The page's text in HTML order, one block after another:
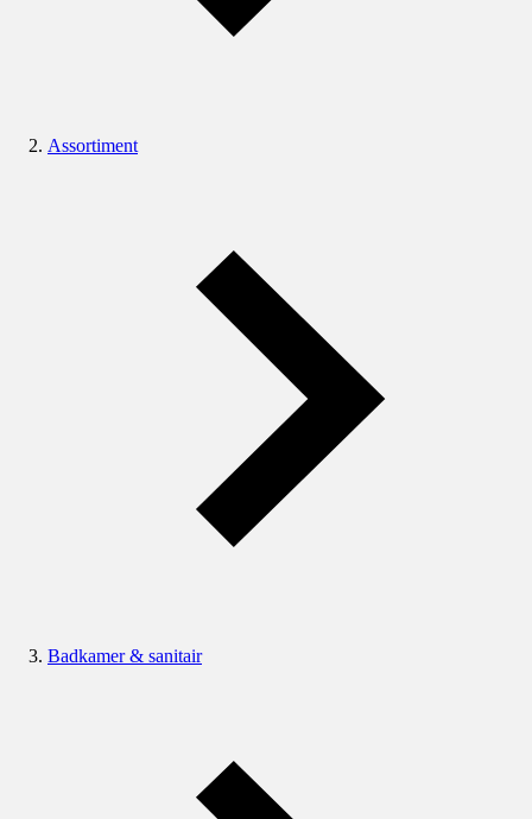
Assortiment
Badkamer & sanitair